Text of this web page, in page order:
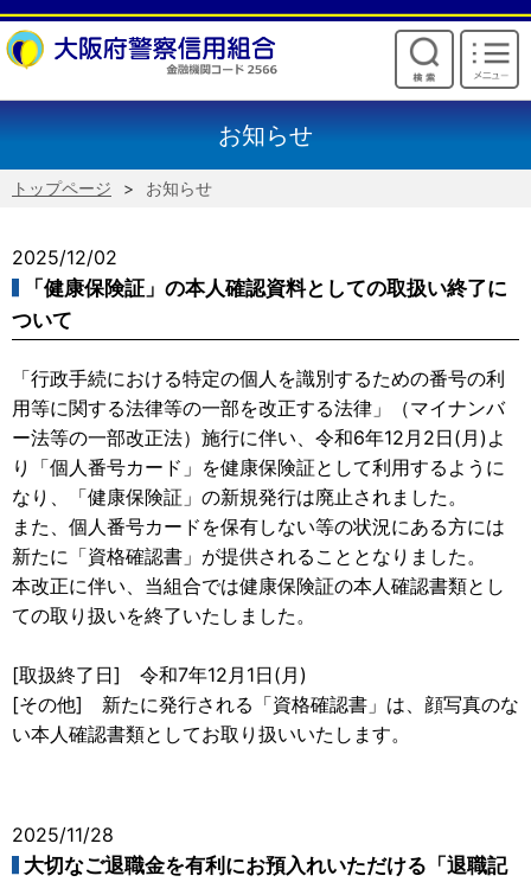
けいしんからのお願い
お知らせ
トップページ お知らせ
2025/12/02
「健康保険証」の本人確認資料としての取扱い終了に
ついて
「行政手続における特定の個人を識別するための番号の利
用等に関する法律等の一部を改正する法律」（マイナンバ
ー法等の一部改正法）施行に伴い、令和6年12月2日(月)よ
り「個人番号カード」を健康保険証として利用するように
なり、「健康保険証」の新規発行は廃止されました。
また、個人番号カードを保有しない等の状況にある方には
新たに「資格確認書」が提供されることとなりました。
本改正に伴い、当組合では健康保険証の本人確認書類とし
ての取り扱いを終了いたしました。
[取扱終了日] 令和7年12月1日(月)
[その他] 新たに発行される「資格確認書」は、顔写真のな
い本人確認書類としてお取り扱いいたします。
2025/11/28
大切なご退職金を有利にお預入れいただける「退職記